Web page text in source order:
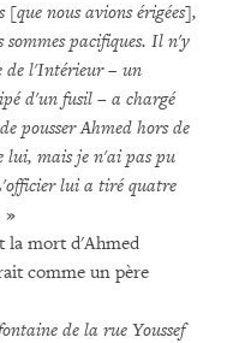
[que nous avions érigées],
pacifiques. Il n'y
de l'Intérieur – un
d'un fusil – a chargé
pousser Ahmed hors de
lui, mais je n'ai pas pu
lui a tiré quatre
»
la mort d'Ahmed
comme un père
de la rue Youssef